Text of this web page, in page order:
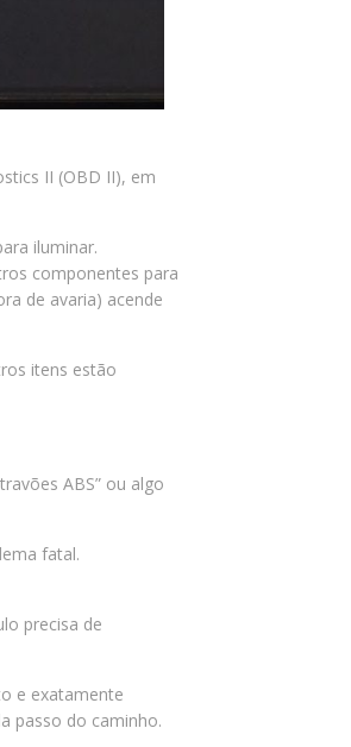
II (OBD II), em
iluminar.
componentes para
de avaria) acende
itens estão
ABS” ou algo
fatal.
precisa de
e exatamente
passo do caminho.